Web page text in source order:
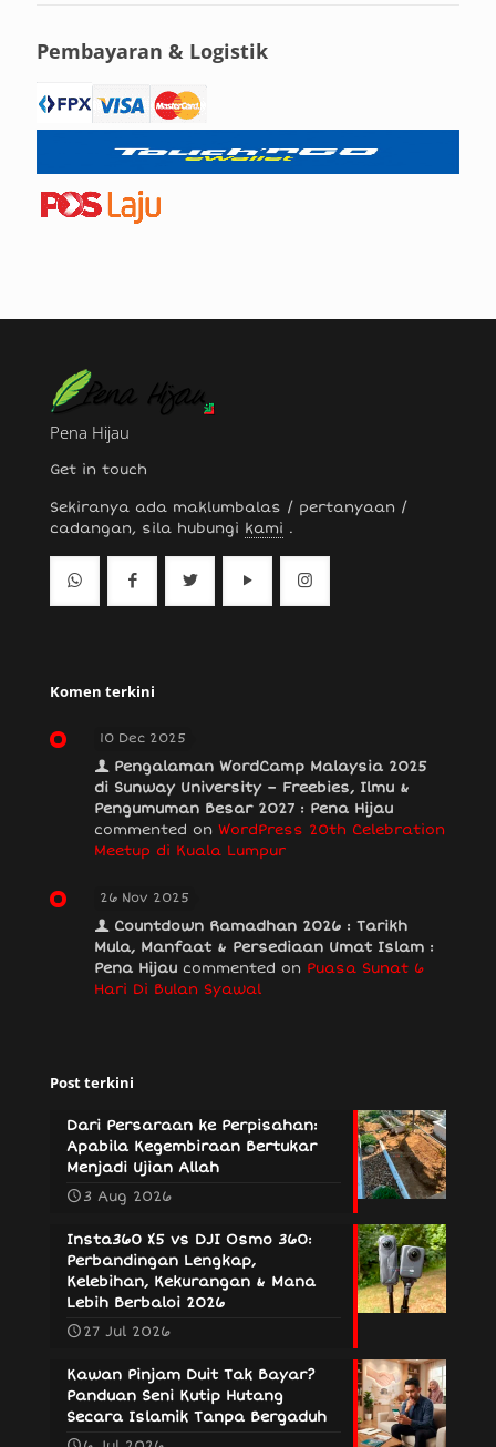
Pembayaran & Logistik
Pena Hijau
Get in touch
Sekiranya ada maklumbalas / pertanyaan /
cadangan, sila hubungi kami .
Komen terkini
10 Dec 2025
Pengalaman WordCamp Malaysia 2025
di Sunway University – Freebies, Ilmu &
Pengumuman Besar 2027 : Pena Hijau
commented on WordPress 20th Celebration
Meetup di Kuala Lumpur
26 Nov 2025
Countdown Ramadhan 2026 : Tarikh
Mula, Manfaat & Persediaan Umat Islam :
Pena Hijau commented on Puasa Sunat 6
Hari Di Bulan Syawal
Post terkini
Dari Persaraan ke Perpisahan:
Apabila Kegembiraan Bertukar
Menjadi Ujian Allah
3 Aug 2026
Insta360 X5 vs DJI Osmo 360:
Perbandingan Lengkap,
Kelebihan, Kekurangan & Mana
Lebih Berbaloi 2026
27 Jul 2026
Kawan Pinjam Duit Tak Bayar?
Panduan Seni Kutip Hutang
Secara Islamik Tanpa Bergaduh